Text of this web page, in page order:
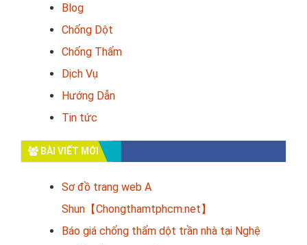
Blog
Chống Dột
Chống Thấm
Dịch Vụ
Hướng Dẫn
Tin tức
BÀI VIẾT MỚI
Sơ đồ trang web A
Shun【Chongthamtphcm.net】
Báo giá chống thấm dột trần nhà tại Nghệ